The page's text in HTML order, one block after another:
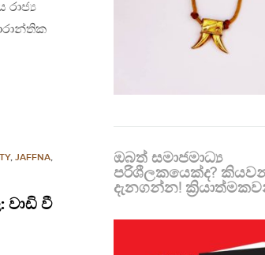
රාජ්‍ය
, JAFFNA,
වී
ඔබත් සමාජමාධ්‍ය
පරිශීලකයෙක්ද?
දැනගන්න!